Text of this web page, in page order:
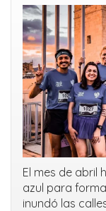
El mes de abril
azul para
inundó las